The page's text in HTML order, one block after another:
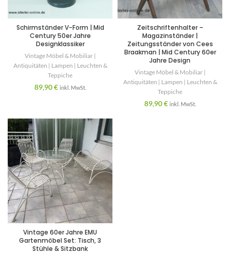
Schirmständer V-Form | Mid
Century 50er Jahre
Designklassiker
Vintage Möbel & Mobiliar |
Antiquitäten | Lampen | Leuchten &
Teppiche
89,90€ inkl. MwSt.
Zeitschriftenhalter –
Magazinständer |
Zeitungsständer von Cees
Braakman | Mid Century 60er
Jahre Design
Vintage Möbel & Mobiliar |
Antiquitäten | Lampen | Leuchten &
Teppiche
89,90€ inkl. MwSt.
Vintage 60er Jahre EMU
Gartenmöbel Set: Tisch, 3
Stühle & Sitzbank